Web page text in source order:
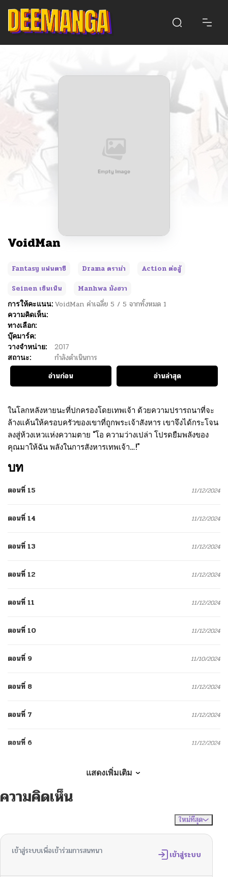
VoidMan
Fantasy แฟนตาซี Drama ดราม่า
Action ต่อสู้
Seinen เซ็นเน็น
Manhwa มังฮวา
การให้คะแนน: VoidMan ค่าเฉลี่ย 5 / 5 จากทั้งหมด 1
ความคิดเห็น:
ทางเลือก:
บุ๊คมาร์ค:
วางจำหน่าย:
2017
สถานะ:
กำลังดำเนินการ
อ่านก่อน
อ่านล่าสุด
ในโลกหลังหายนะที่ปกครองโดยเทพเจ้า ด้วยความปรารถนาที่จะ
ล้างแค้นให้ครอบครัวของเขาที่ถูกพระเจ้าสังหาร เขาจึงได้กระโจน
ลงสู่ห้วงเหวแห่งความตาย “โอ ความว่างเปล่า โปรดยืมพลังของ
คุณมาให้ฉัน พลังในการสังหารเทพเจ้า…!”
บท
ตอนที่ 15 11/12/2024
ตอนที่ 14 11/12/2024
ตอนที่ 13 11/12/2024
ตอนที่ 12 11/12/2024
ตอนที่ 11 11/12/2024
ตอนที่ 10 11/12/2024
ตอนที่ 9 11/10/2024
ตอนที่ 8 11/12/2024
ตอนที่ 7 11/12/2024
ตอนที่ 6 11/12/2024
ตอนที่ 4
11/12/2024
ตอนที่ 2 11/12/2024
แสดงเพิ่มเติม
ความคิดเห็น
ใหม่ที่สุด
เข้าสู่ระบบเพื่อเข้าร่วมการสนทนา เข้าสู่ระบบ